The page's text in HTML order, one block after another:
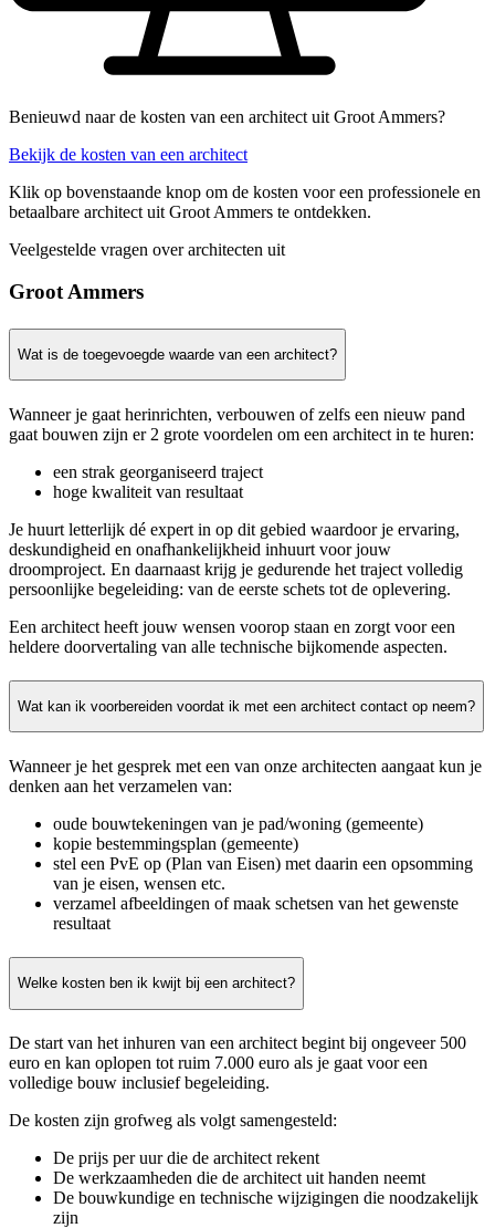
Benieuwd naar de kosten van een architect uit Groot Ammers?
Bekijk de kosten van een architect
Klik op bovenstaande knop om de kosten voor een professionele en
betaalbare architect uit Groot Ammers te ontdekken.
Veelgestelde vragen over architecten uit
Groot Ammers
Wat is de toegevoegde waarde van een architect?
Wanneer je gaat herinrichten, verbouwen of zelfs een nieuw pand
gaat bouwen zijn er 2 grote voordelen om een architect in te huren:
een strak georganiseerd traject
hoge kwaliteit van resultaat
Je huurt letterlijk dé expert in op dit gebied waardoor je ervaring,
deskundigheid en onafhankelijkheid inhuurt voor jouw
droomproject. En daarnaast krijg je gedurende het traject volledig
persoonlijke begeleiding: van de eerste schets tot de oplevering.
Een architect heeft jouw wensen voorop staan en zorgt voor een
heldere doorvertaling van alle technische bijkomende aspecten.
Wat kan ik voorbereiden voordat ik met een architect contact op neem?
Wanneer je het gesprek met een van onze architecten aangaat kun je
denken aan het verzamelen van:
oude bouwtekeningen van je pad/woning (gemeente)
kopie bestemmingsplan (gemeente)
stel een PvE op (Plan van Eisen) met daarin een opsomming
van je eisen, wensen etc.
verzamel afbeeldingen of maak schetsen van het gewenste
resultaat
Welke kosten ben ik kwijt bij een architect?
De start van het inhuren van een architect begint bij ongeveer 500
euro en kan oplopen tot ruim 7.000 euro als je gaat voor een
volledige bouw inclusief begeleiding.
De kosten zijn grofweg als volgt samengesteld:
De prijs per uur die de architect rekent
De werkzaamheden die de architect uit handen neemt
De bouwkundige en technische wijzigingen die noodzakelijk
zijn